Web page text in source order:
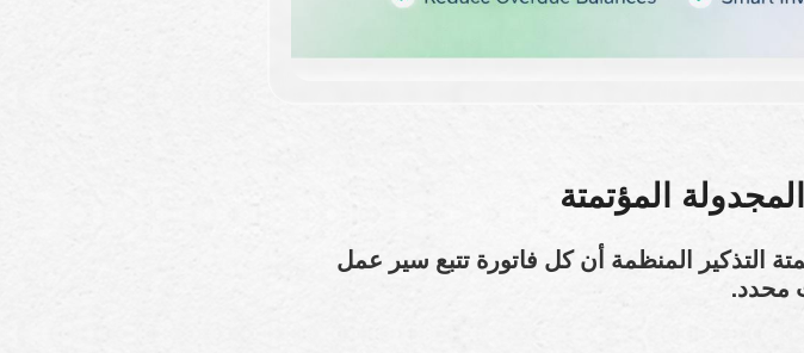
المؤتمتة
التذكير المنظمة أن كل فاتورة تتبع سير عمل
محدد.